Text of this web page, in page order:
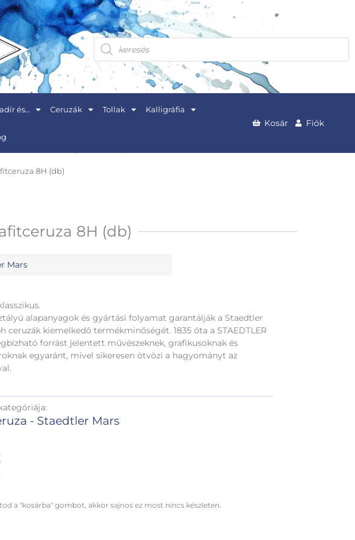
Products
search
és… Ceruzák Tollak Kalligráfia
Kosár Fiók
8H (db)
8H (db)
Mars
alapanyagok és gyártási folyamat garantálják a Staedtler
ceruzák kiemelkedő termékminőségét. 1835 óta a STAEDTLER
forrást jelentett művészeknek, grafikusoknak és
egyaránt, mivel sikeresen ötvözi a hagyományt az
- Staedtler Mars
a "kosárba" gombot, akkor sajnos ez most nincs készleten.